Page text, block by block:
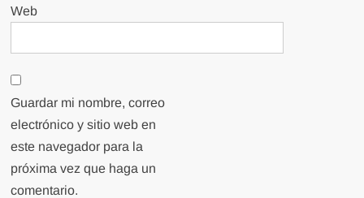
Web
Guardar mi nombre, correo
electrónico y sitio web en
este navegador para la
próxima vez que haga un
comentario.